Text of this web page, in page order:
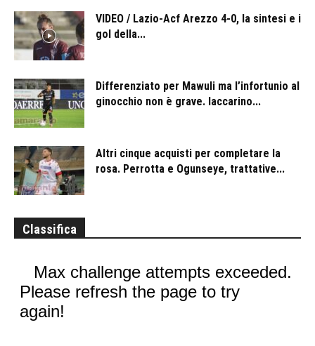
VIDEO / Lazio-Acf Arezzo 4-0, la sintesi e i
gol della...
Differenziato per Mawuli ma l’infortunio al
ginocchio non è grave. Iaccarino...
Altri cinque acquisti per completare la
rosa. Perrotta e Ogunseye, trattative...
Classifica